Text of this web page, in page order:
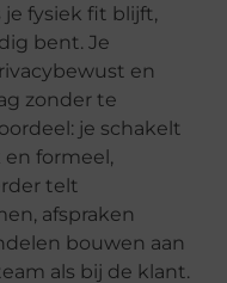
fysiek fit blijft,
bent. Je
en
zonder te
je schakelt
formeel,
telt
afspraken
bouwen aan
als bij de klant.